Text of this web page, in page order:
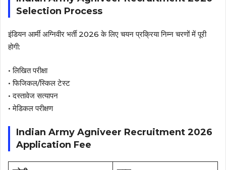
Selection Process
इंडियन आर्मी अग्निवीर भर्ती 2026 के लिए चयन प्रक्रिया निम्न चरणों में पूरी
होगी:
• लिखित परीक्षा
• फिजिकल/स्किल टेस्ट
• दस्तावेज सत्यापन
• मेडिकल परीक्षण
Indian Army Agniveer Recruitment 2026
Application Fee